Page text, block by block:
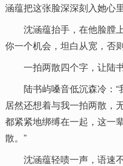
涵蕴把这张脸深深刻入她心里
沈涵蕴抬手，在他脸膛
你一个机会，坦白从宽，否
一拍两散四个字，让陆
陆书屿嗓音低沉森冷：
居然还想着与我一拍两散，
都紧紧地绑缚在一起，这一
散。”
沈涵蕴轻啧一声，语速